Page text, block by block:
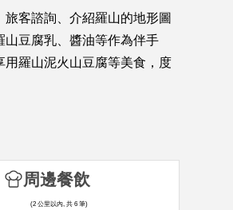
客諮詢、介紹羅山的地形圖
豆腐乳、醬油等作為伴手
羅山泥火山豆腐等美食，度
周邊餐飲
(2 公里以內, 共 6 筆)